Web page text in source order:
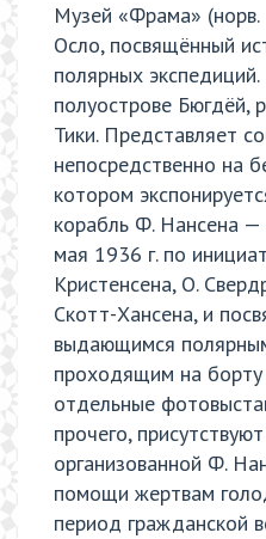
Музей «Фрама»
Осло, посвящённый
полярных
полуострове Бюгдёй,
Тики. Представляет
непосредственно на
котором
корабль Ф. Нансена
мая 1936 г. по
Кристенсена, О.
Скотт-Хансена, и
выдающимся
проходящим на
отдельные
прочего,
организованной Ф.
помощи жертвам
период гражданской